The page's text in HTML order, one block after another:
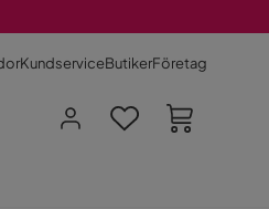
KundserviceButikerFöretag